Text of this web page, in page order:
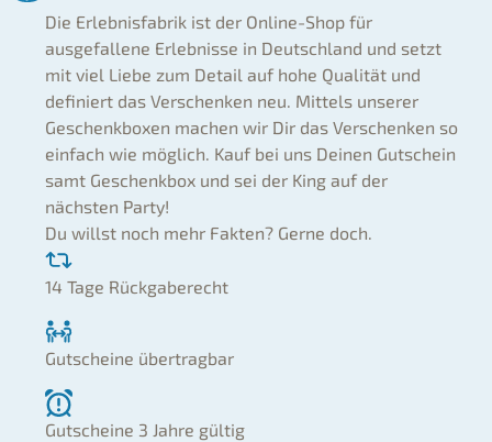
Die Erlebnisfabrik ist der Online-Shop für
ausgefallene Erlebnisse in Deutschland und setzt
mit viel Liebe zum Detail auf hohe Qualität und
definiert das Verschenken neu. Mittels unserer
Geschenkboxen machen wir Dir das Verschenken so
einfach wie möglich. Kauf bei uns Deinen Gutschein
samt Geschenkbox und sei der King auf der
nächsten Party!
Du willst noch mehr Fakten? Gerne doch.
14 Tage Rückgaberecht
Gutscheine übertragbar
Gutscheine 3 Jahre gültig